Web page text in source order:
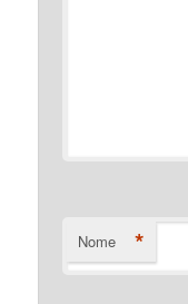
Nome *